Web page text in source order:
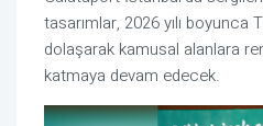
tasarımlar, 2026 yılı boyunca
dolaşarak kamusal alanlara
katmaya devam edecek.